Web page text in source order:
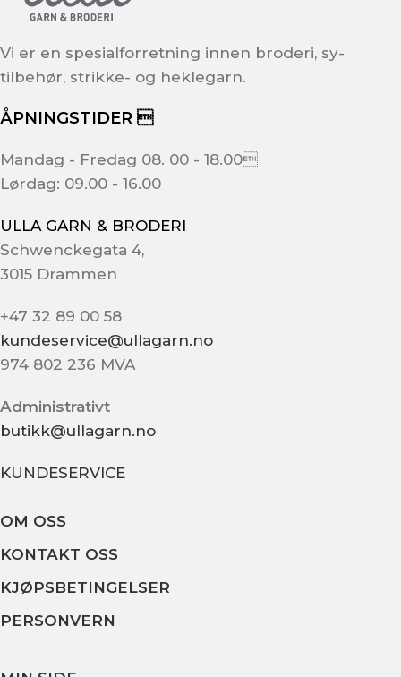
Vi er en spesialforretning innen broderi, sy-
tilbehør, strikke- og heklegarn.
ÅPNINGSTIDER 
Mandag - Fredag 08. 00 - 18.00
Lørdag: 09.00 - 16.00
ULLA GARN & BRODERI
Schwenckegata 4,
3015 Drammen
+47 32 89 00 58
kundeservice@ullagarn.no
974 802 236 MVA
Administrativt
butikk@ullagarn.no
KUNDESERVICE
OM OSS
KONTAKT OSS
KJØPSBETINGELSER
PERSONVERN